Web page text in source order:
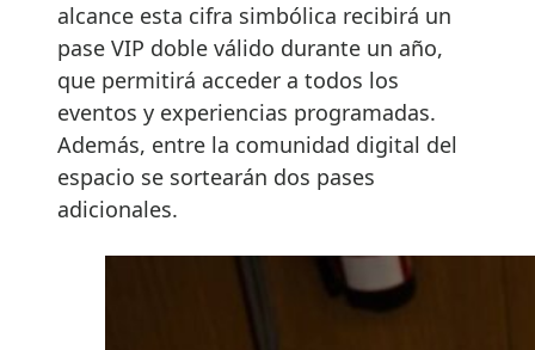
alcance esta cifra simbólica recibirá un
pase VIP doble válido durante un año,
que permitirá acceder a todos los
eventos y experiencias programadas.
Además, entre la comunidad digital del
espacio se sortearán dos pases
adicionales.